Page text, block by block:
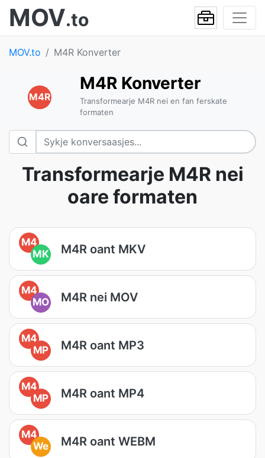
MOV.to
MOV.to M4R Konverter
M4R
M4R Konverter
Transformearje M4R nei en fan ferskate
formaten
Transformearje M4R nei
oare formaten
M4
MK
M4R oant MKV
M4
MO
M4R nei MOV
M4
MP
M4R oant MP3
M4
MP
M4R oant MP4
M4
We
M4R oant WEBM